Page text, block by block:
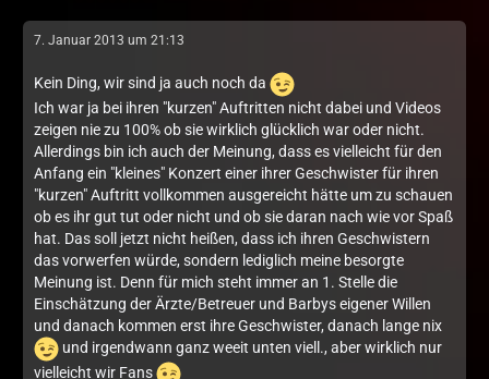
7. Januar 2013 um 21:13
Kein Ding, wir sind ja auch noch da
Ich war ja bei ihren "kurzen" Auftritten nicht dabei und Videos
zeigen nie zu 100% ob sie wirklich glücklich war oder nicht.
Allerdings bin ich auch der Meinung, dass es vielleicht für den
Anfang ein "kleines" Konzert einer ihrer Geschwister für ihren
"kurzen" Auftritt vollkommen ausgereicht hätte um zu schauen
ob es ihr gut tut oder nicht und ob sie daran nach wie vor Spaß
hat. Das soll jetzt nicht heißen, dass ich ihren Geschwistern
das vorwerfen würde, sondern lediglich meine besorgte
Meinung ist. Denn für mich steht immer an 1. Stelle die
Einschätzung der Ärzte/Betreuer und Barbys eigener Willen
und danach kommen erst ihre Geschwister, danach lange nix
und irgendwann ganz weeit unten viell., aber wirklich nur
vielleicht wir Fans